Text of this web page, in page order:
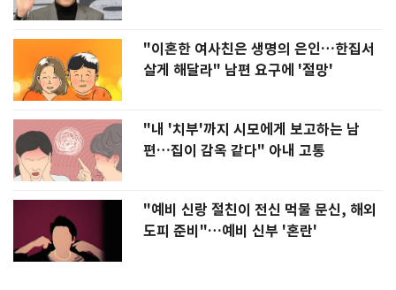
"이혼한 여사친은 생명의 은인…한집서
살게 해달라" 남편 요구에 '절망'
"내 '치부'까지 시모에게 보고하는 남
편…집이 감옥 같다" 아내 고통
"예비 신랑 절친이 전신 먹물 문신, 해외
도피 준비"…예비 신부 '혼란'